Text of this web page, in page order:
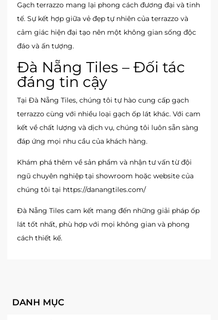
DANH MỤC
Gạch terrazzo mang lại phong cách đương đại và tinh
tế. Sự kết hợp giữa vẻ đẹp tự nhiên của terrazzo và
cảm giác hiện đại tạo nên một không gian sống độc
đáo và ấn tượng.
Đà Nẵng Tiles – Đối tác
đáng tin cậy
Tại Đà Nẵng Tiles, chúng tôi tự hào cung cấp gạch
terrazzo cùng với nhiều loại gạch ốp lát khác. Với cam
kết về chất lượng và dịch vụ, chúng tôi luôn sẵn sàng
đáp ứng mọi nhu cầu của khách hàng.
Khám phá thêm về sản phẩm và nhận tư vấn từ đội
ngũ chuyên nghiệp tại showroom hoặc website của
chúng tôi tại https://danangtiles.com/
Đà Nẵng Tiles cam kết mang đến những giải pháp ốp
lát tốt nhất, phù hợp với mọi không gian và phong
cách thiết kế.